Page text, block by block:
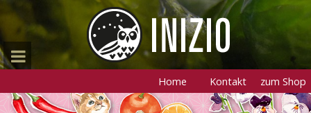
Home Kontakt zum Shop